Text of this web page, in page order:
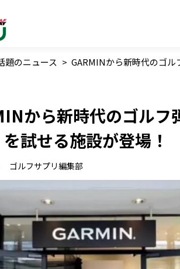
題のニュース > GARMINから新時代のゴル
から新時代のゴル
試せる施設が登場！
ゴルフサプリ編集部